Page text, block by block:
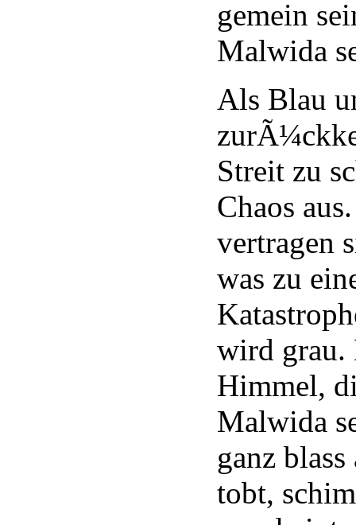
gemein
Malwida
Als Blau
Streit zu
Chaos
vertragen
was zu
wird grau.
Himmel,
Malwida
ganz
tobt,